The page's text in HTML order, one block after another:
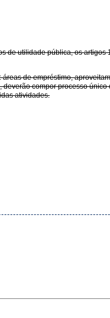
utilidade pública, os artigos
de empréstimo,
compor processo
atividades.